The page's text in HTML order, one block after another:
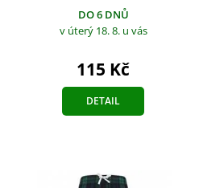
DO 6 DNŮ
v úterý 18. 8. u vás
115 Kč
DETAIL